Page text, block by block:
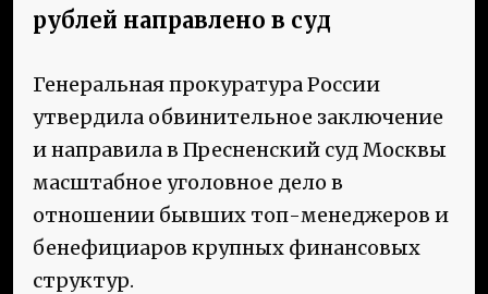
рублей направлено в суд
Генеральная прокуратура России
утвердила обвинительное заключение
и направила в Пресненский суд Москвы
масштабное уголовное дело в
отношении бывших топ-менеджеров и
бенефициаров крупных финансовых
структур.